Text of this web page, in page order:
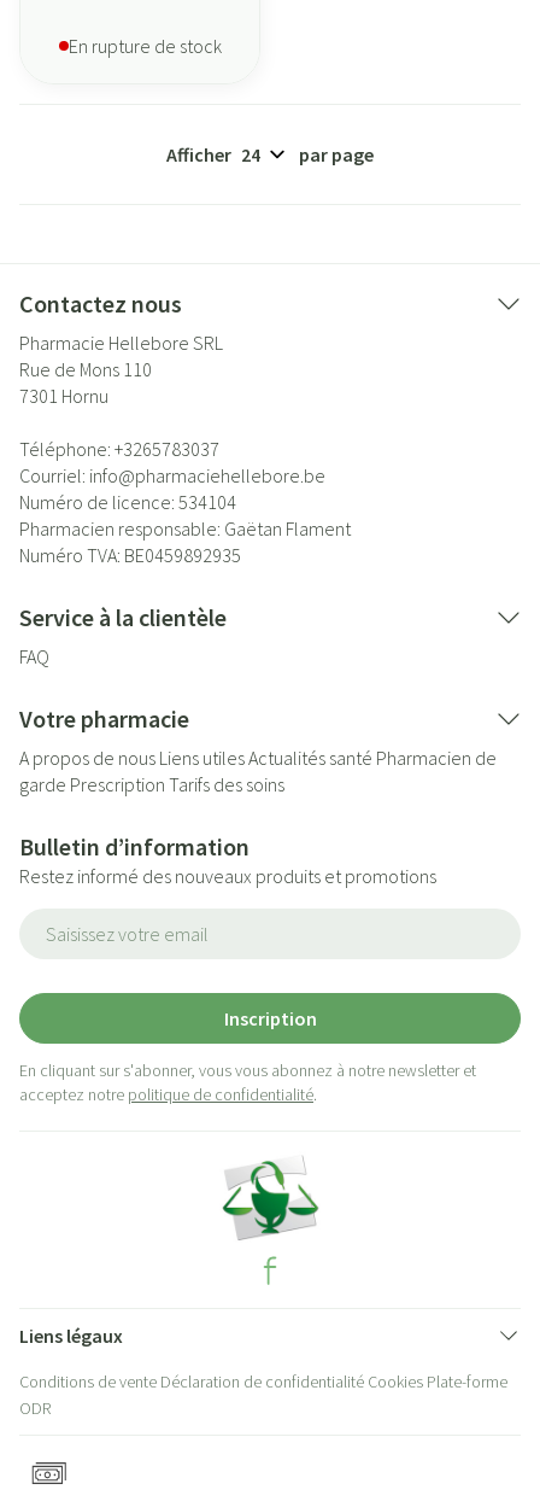
En rupture de stock
Afficher par page
Contactez nous
Pharmacie Hellebore SRL
Rue de Mons 110
7301 Hornu
Téléphone: +3265783037
Courriel: info@pharmaciehellebore.be
Numéro de licence: 534104
Pharmacien responsable: Gaëtan Flament
Numéro TVA: BE0459892935
Service à la clientèle
FAQ
Votre pharmacie
A propos de nous Liens utilesActualités santé Pharmacien de
garde Prescription Tarifs des soins
Bulletin d’information
Restez informé des nouveaux produits et promotions
Inscription
En cliquant sur s'abonner, vous vous abonnez à notre newsletter et
acceptez notre politique de confidentialité.
Liens légaux
Conditions de vente Déclaration de confidentialité Cookies Plate-forme
ODR